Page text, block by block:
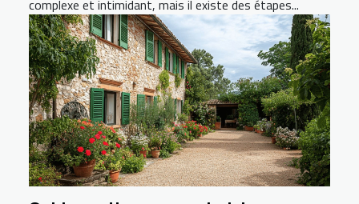
complexe et intimidant, mais il existe des étapes...